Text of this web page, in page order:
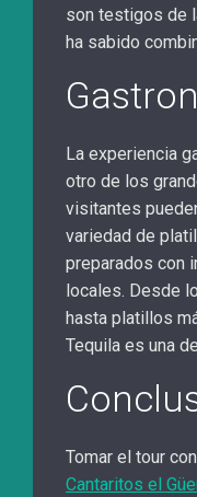
son testigos de
ha sabido
La experiencia
otro de los
visitantes
variedad de
preparados con
locales. Desde
hasta platillos
Tequila es una
Tomar el tour
Cantaritos el